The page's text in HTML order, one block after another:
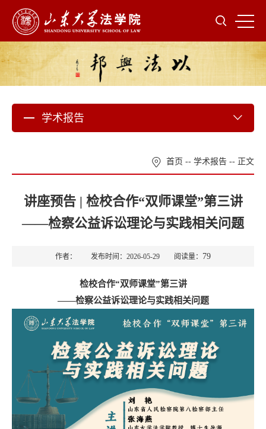
学术报告
首页 -- 学术报告 -- 正文
讲座预告 | 检校合作“双师课堂”第三讲
——检察公益诉讼理论与实践相关问题
作者： 发布时间：2026-05-29 阅读量： 79
检校合作“双师课堂”第三讲
——检察公益诉讼理论与实践相关问题